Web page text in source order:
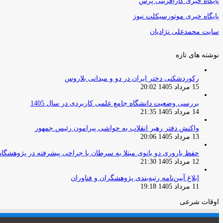
پایگاه خبری موتورسیکلت نیوز
سایت محمدعلی نژادیان
نوشته های تازه
رکوردشکنی دختر ایران در دو و میدانی بلاروس
15 مرداد 1405 20:02
بررسی وضعیت دانشگاه جامع علمی کاربردی در سال 1405
14 مرداد 1405 21:35
واکنش دفتر رهبر انقلاب به حواشی پیرامون رئیس جمهور
13 مرداد 1405 20:06
حفظ باروری دو بانوی مبتلا به سرطان با جراحی پیشرفته در
12 مرداد 1405 21:30
ابلاغ آیین‌نامه رتبه‌بندی پژوهشگران و فناوران
11 مرداد 1405 19:18
اوقات شرعی